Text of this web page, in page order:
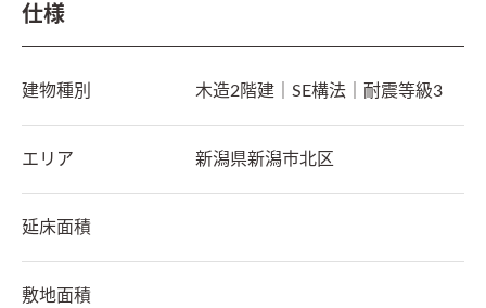
仕様
建物種別 木造2階建｜SE構法｜耐震等級3
エリア 新潟県新潟市北区
延床面積
敷地面積